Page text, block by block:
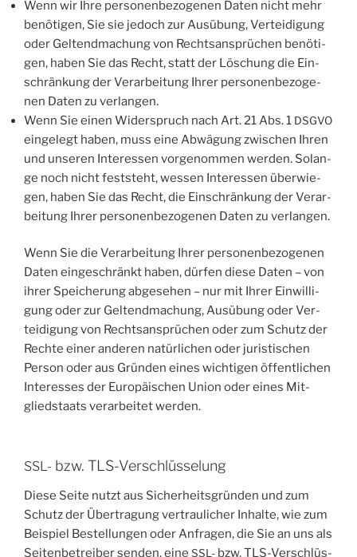
Wenn wir Ihre per­so­nen­be­zo­ge­nen Daten nicht mehr
benö­ti­gen, Sie sie jedoch zur Aus­übung, Ver­tei­di­gung
oder Gel­tend­ma­chung von Rechts­an­sprü­chen benö­ti­
gen, haben Sie das Recht, statt der Löschung die Ein­
schrän­kung der Ver­ar­bei­tung Ihrer per­so­nen­be­zo­ge­
nen Daten zu verlangen.
Wenn Sie einen Wider­spruch nach Art. 21 Abs. 1 DSGVO
ein­ge­legt haben, muss eine Abwä­gung zwi­schen Ihren
und unse­ren Inter­es­sen vor­ge­nom­men wer­den. Solan­
ge noch nicht fest­steht, wes­sen Inter­es­sen über­wie­
gen, haben Sie das Recht, die Ein­schrän­kung der Ver­ar­
bei­tung Ihrer per­so­nen­be­zo­ge­nen Daten zu verlangen.
Wenn Sie die Ver­ar­bei­tung Ihrer per­so­nen­be­zo­ge­nen
Daten ein­ge­schränkt haben, dür­fen die­se Daten – von
ihrer Spei­che­rung abge­se­hen – nur mit Ihrer Ein­wil­li­
gung oder zur Gel­tend­ma­chung, Aus­übung oder Ver­
tei­di­gung von Rechts­an­sprü­chen oder zum Schutz der
Rech­te einer ande­ren natür­li­chen oder juris­ti­schen
Per­son oder aus Grün­den eines wich­ti­gen öffent­li­chen
Inter­es­ses der Euro­päi­schen Uni­on oder eines Mit­
glied­staats ver­ar­bei­tet werden.
SSL- bzw. TLS-Verschlüsselung
Die­se Sei­te nutzt aus Sicher­heits­grün­den und zum
Schutz der Über­tra­gung ver­trau­li­cher Inhal­te, wie zum
Bei­spiel Bestel­lun­gen oder Anfra­gen, die Sie an uns als
Sei­ten­be­trei­ber sen­den, eine SSL- bzw. TLS-Ver­schlüs­